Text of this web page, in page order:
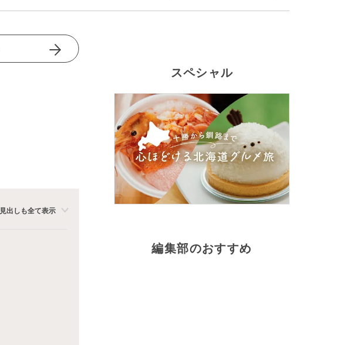
出しも全て表示
スペシャル
編集部のおすすめ